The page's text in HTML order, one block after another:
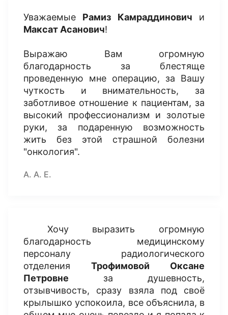
Уважаемые Рамиз Камраддинович и
Максат Асанович!
Выражаю Вам огромную
благодарность за блестяще
проведенную мне операцию, за Вашу
чуткость и внимательность, за
заботливое отношение к пациентам, за
высокий профессионализм и золотые
руки, за подаренную возможность
жить без этой страшной болезни
"онкология".
А. А. Е.
Хочу выразить огромную
благодарность медицинскому
персоналу радиологического
отделения Трофимовой Оксане
Петровне за душевность,
отзывчивость, сразу взяла под своё
крылышко успокоила, все объяснила, в